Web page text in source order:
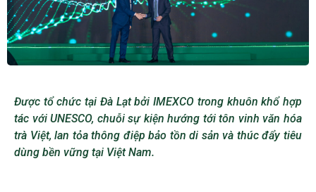
Được tổ chức tại Đà Lạt bởi IMEXCO trong khuôn khổ hợp
tác với UNESCO, chuỗi sự kiện hướng tới tôn vinh văn hóa
trà Việt, lan tỏa thông điệp bảo tồn di sản và thúc đẩy tiêu
dùng bền vững tại Việt Nam.